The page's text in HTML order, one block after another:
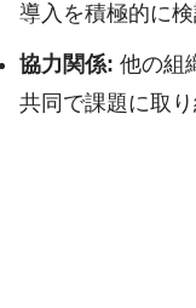
導入を積極的に
協力関係: 他の組
共同で課題に取